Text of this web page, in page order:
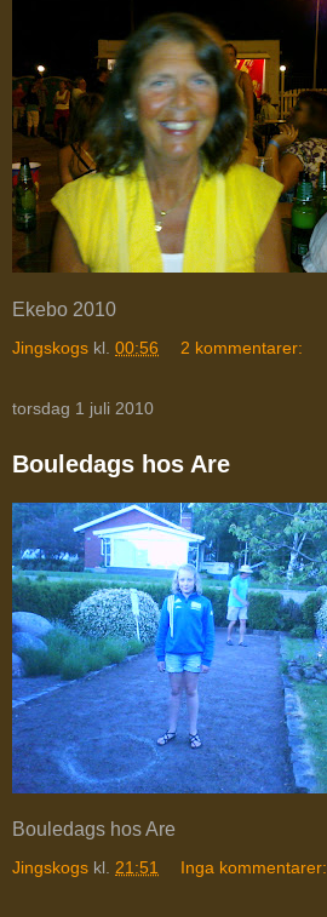
Ekebo 2010
Jingskogs kl. 00:56 2 kommentarer:
torsdag 1 juli 2010
Bouledags hos Are
Bouledags hos Are
Jingskogs kl. 21:51 Inga kommentarer: